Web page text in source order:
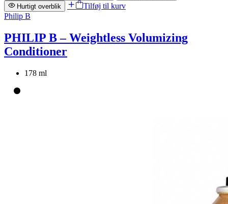
Hurtigt overblik
Tilføj til kurv
Philip B
PHILIP B – Weightless Volumizing
Conditioner
178 ml